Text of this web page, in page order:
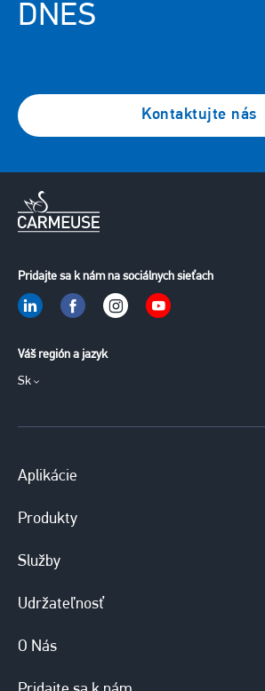
DNES
Kontaktujte nás
Pridajte sa k nám na sociálnych sieťach
Váš región a jazyk
Sk
Aplikácie
Produkty
Služby
Udržateľnosť
O Nás